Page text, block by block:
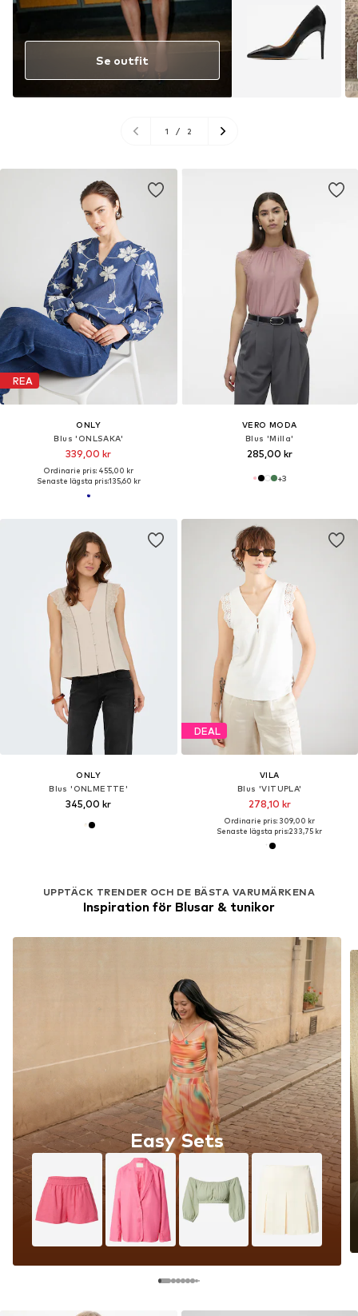
Se outfit
1 / 2
REA
ONLY
Blus 'ONLSAKA'
339,00 kr
Ordinarie pris: 455,00 kr
Senaste lägsta pris:135,60 kr
VERO MODA
Blus 'Milla'
285,00 kr
+3
ONLY
Blus 'ONLMETTE'
345,00 kr
DEAL
VILA
Blus 'VITUPLA'
278,10 kr
Ordinarie pris: 309,00 kr
Senaste lägsta pris:233,75 kr
UPPTÄCK TRENDER OCH DE BÄSTA VARUMÄRKENA
Inspiration för Blusar & tunikor
Easy Sets